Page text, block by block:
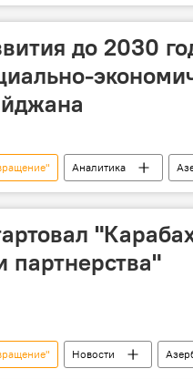
Эмин Гусейнов
до 2030
Аналитика
Экономика Стратегия
партнерства"
Новости